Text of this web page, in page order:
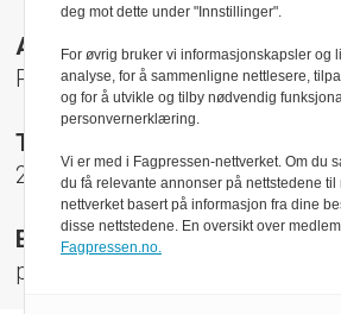
Adresse:
Rådhusgt 17, 0158 Oslo
Telefon:
22 40 50 40
E-post:
pfu@presse.no
deg mot dette under "Innstillinger".
For øvrig bruker vi informasjonskapsler og
analyse, for å sammenligne nettlesere,
og for å utvikle og tilby nødvendig
personvernerklæring.
Vi er med i Fagpressen-nettverket. Om du
du få relevante annonser på nettstedene til
nettverket basert på informasjon fra dine
disse nettstedene. En oversikt over
Fagpressen.no.